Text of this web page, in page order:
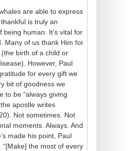
are able to express
is truly an
being human. It’s vital for
Many of us thank Him for
birth of a child or
However, Paul
for every gift we
bit of goodness we
to be “always giving
apostle writes
Not sometimes. Not
moments. Always. And
made his point, Paul
the most of every